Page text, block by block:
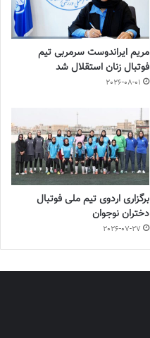
مریم ایراندوست سرمربی تیم
فوتبال زنان استقلال شد
2026-08-01
برگزاری اردوی تیم ملی فوتبال
دختران نوجوان
2026-07-27